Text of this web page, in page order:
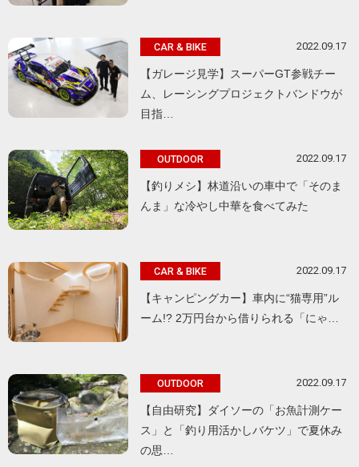
CAR & BIKE 2022.09.17
【ガレージ見学】スーパーGT参戦チー
ム、レーシングプロジェクトバンドウが
目指…
OUTDOOR 2022.09.17
【釣りメシ】林道沿いの車中で「そのま
んま」な冷やし中華を食べてみた
CAR & BIKE 2022.09.17
【キャンピングカー】車内に“猫専用”ル
ーム!? 2万円台から借りられる「にゃ…
OUTDOOR 2022.09.17
【自由研究】ダイソーの「お魚計測ケー
ス」と「釣り用活かしバケツ」で夏休み
の思…